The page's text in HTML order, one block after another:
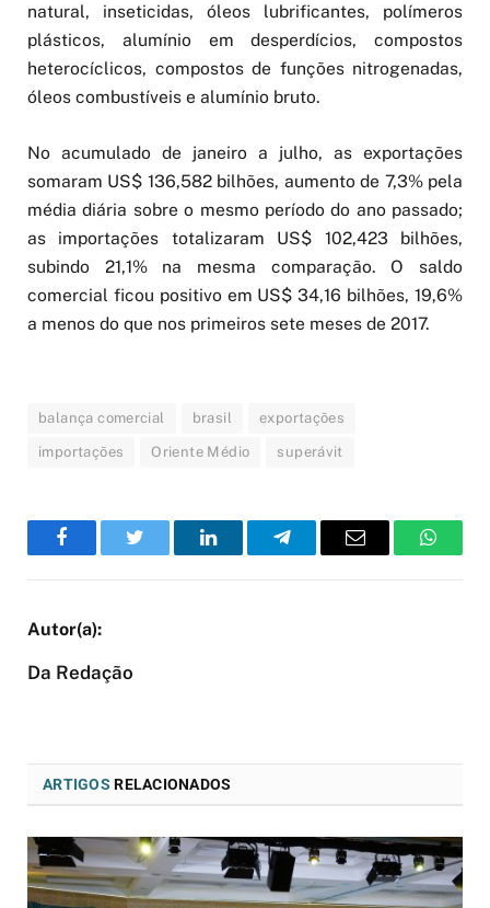
natural, inseticidas, óleos lubrificantes, polímeros
plásticos, alumínio em desperdícios, compostos
heterocíclicos, compostos de funções nitrogenadas,
óleos combustíveis e alumínio bruto.
No acumulado de janeiro a julho, as exportações
somaram US$ 136,582 bilhões, aumento de 7,3% pela
média diária sobre o mesmo período do ano passado;
as importações totalizaram US$ 102,423 bilhões,
subindo 21,1% na mesma comparação. O saldo
comercial ficou positivo em US$ 34,16 bilhões, 19,6%
a menos do que nos primeiros sete meses de 2017.
balança comercial brasil exportações
importações Oriente Médio superávit
FacebookTwitter LinkedInTelegramEmail
Da Redação
ARTIGOS RELACIONADOS